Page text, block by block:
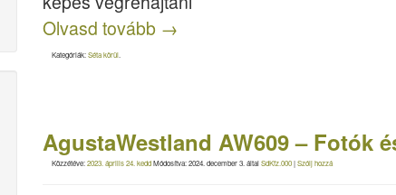
Olvasd tovább →
Kategóriák:Séta körül
AgustaWestland AW609 – Fotók
Közzétéve:2023. április 24. keddMódosítva:2024. december 3. általSdKfz.000|Szólj hozzá